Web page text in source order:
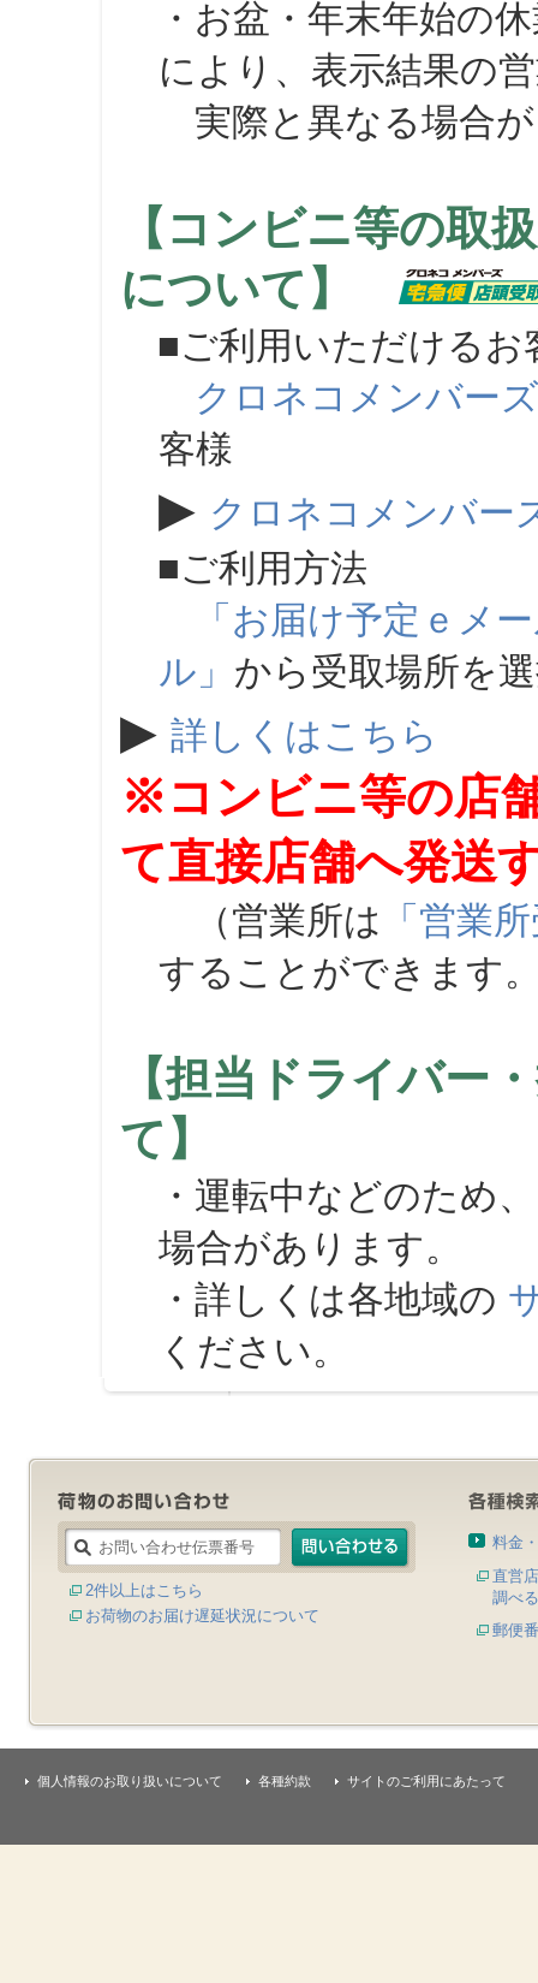
・お盆・年末年始の
により、表示結果の
実際と異なる場合が
【コンビニ等の取
について】
■ご利用いただけるお
クロネコメンバーズ
客様
▶ クロネコメンバー
■ご利用方法
「お届け予定ｅメ
ル」 から受取場所を
▶ 詳しくはこちら
※コンビニ等の店
て直接店舗へ発送
（営業所は 「営業
することができます
【担当ドライバー
て】
・運転中などのため
場合があります。
・詳しくは各地域の
ください。
2件以上はこちら
お荷物のお届け遅延状況について
料金
直営
調べる
郵便
個人情報のお取り扱いについて 各種約款 サイトのご利用にあたって